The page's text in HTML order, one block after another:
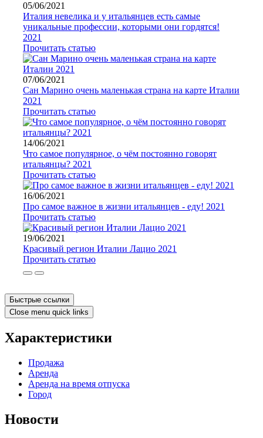
05/06/2021
Италия невелика и у итальянцев есть самые
уникальные профессии, которыми они гордятся!
2021
Прочитать статью
07/06/2021
Сан Марино очень маленькая страна на карте Италии
2021
Прочитать статью
14/06/2021
Что самое популярное, о чём постоянно говорят
итальянцы? 2021
Прочитать статью
16/06/2021
Про самое важное в жизни итальянцев - еду! 2021
Прочитать статью
19/06/2021
Красивый регион Италии Лацио 2021
Прочитать статью
Быстрые ссылки
Close menu quick links
Характеристики
Продажа
Аренда
Аренда на время отпуска
Город
Новости